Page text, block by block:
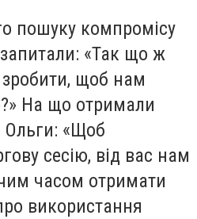
пошуку компромісу
«Так що ж
зробити, щоб нам
На що отримали
Ольги: «Щоб
сесію, від вас нам
часом отримати
використання